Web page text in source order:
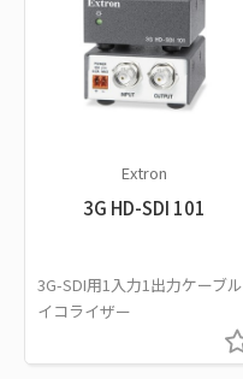
Extron
3G HD-SDI 101
3G-SDI用1入力1出力ケーブル
イコライザー